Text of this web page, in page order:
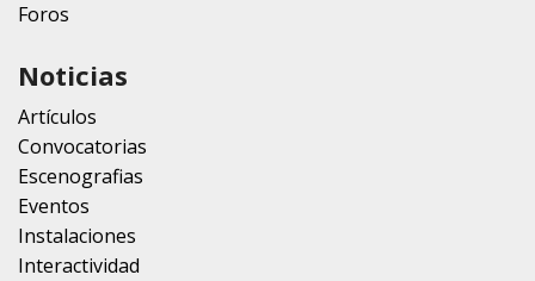
Foros
Noticias
Artículos
Convocatorias
Escenografias
Eventos
Instalaciones
Interactividad